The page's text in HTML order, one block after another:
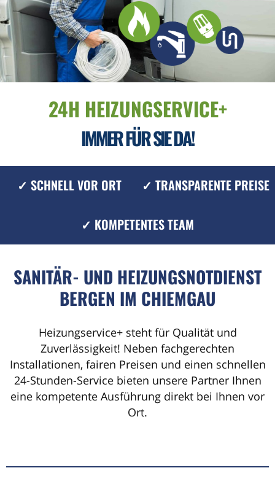
24H HEIZUNGSERVICE+
IMMER FÜR SIE DA!
✓ SCHNELL VOR ORT ✓ TRANSPARENTE PREISE
✓ KOMPETENTES TEAM
SANITÄR- UND HEIZUNGSNOTDIENST
BERGEN IM CHIEMGAU
Heizungservice+ steht für Qualität und
Zuverlässigkeit! Neben fachgerechten
Installationen, fairen Preisen und einen schnellen
24-Stunden-Service bieten unsere Partner Ihnen
eine kompetente Ausführung direkt bei Ihnen vor
Ort.